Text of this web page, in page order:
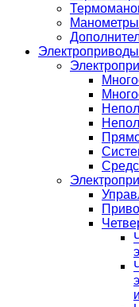
Манометры
Электроприводы